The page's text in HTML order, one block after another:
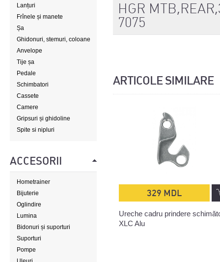
Lanțuri
Frînele și manete
Șa
Ghidonuri, stemuri, coloane
de direcție
Anvelope
Tije șa
Pedale
Schimbatori
Cassete
Camere
Gripsuri și ghidoline
Spite si nipluri
ACCESORII
Hometrainer
Bijuterie
Oglindire
Lumina
Bidonuri și suporturi
Suporturi
Pompe
HGR
7075
ARTICOLE SIMILARE
329 MDL
Ureche cadru prindere
XLC Alu